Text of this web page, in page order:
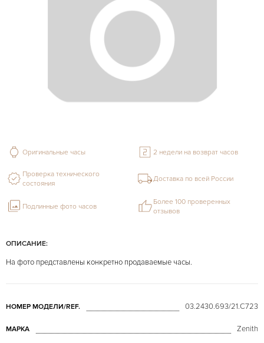
ОПИСАНИЕ:
На фото представлены конкретно продаваемые часы.
НОМЕР МОДЕЛИ/REF. 03.2430.693/21.C723
МАРКА Zenith
Оригинальные часы 2 недели на возврат часов
Проверка технического
состояния
Доставка по всей России
Подлинные фото часов
Более 100 проверенных
отзывов